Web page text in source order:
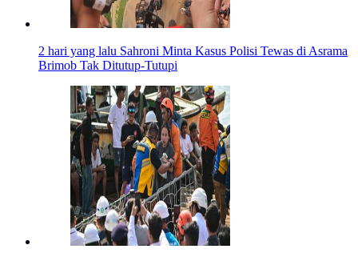
2 hari yang lalu Sahroni Minta Kasus Polisi Tewas di Asrama
Brimob Tak Ditutup-Tutupi